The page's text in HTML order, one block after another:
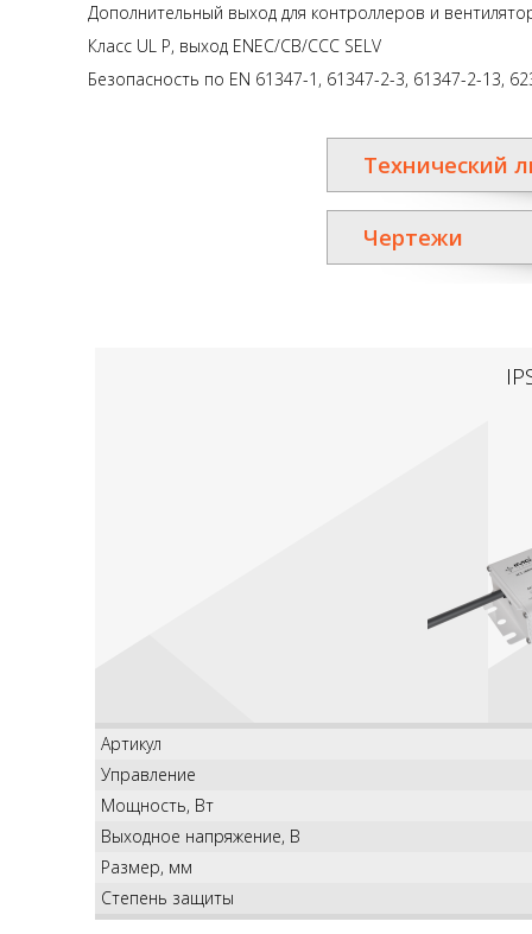
Дополнительный выход для контроллеров и
Класс UL P, выход ENEC/CB/CCC SELV
Безопасность по EN 61347-1, 61347-2-3, 61347-2-13,
Технический
Чертежи
Артикул
Управление
Мощность, Вт
Выходное напряжение, В
Размер, мм
Степень защиты